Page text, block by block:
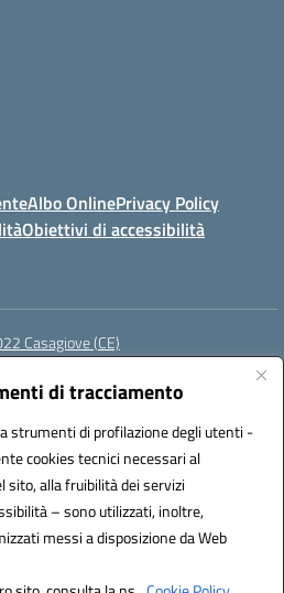
di tracciamento
strumenti di profilazione degli utenti -
cookies tecnici necessari al
alla fruibilità dei servizi
– sono utilizzati, inoltre,
messi a disposizione da Web
Albo OnlinePrivacy Policy
Obiettivi di accessibilità
Casagiove (CE)
ceic893002@pec.istruzione.it
(IPA): icmp_061
UFIOD3
by 3D Solution S.r.l.